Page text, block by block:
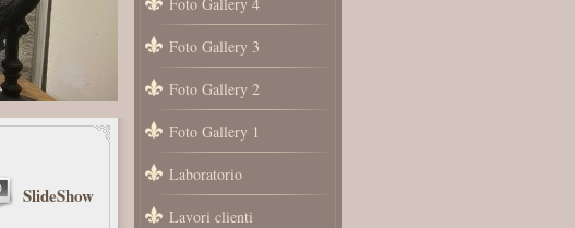
SlideShow
Foto Gallery 3
Foto Gallery 2
Foto Gallery 1
Laboratorio
Lavori clienti